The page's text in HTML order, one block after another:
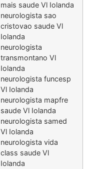
mais saude Vl Iolanda
neurologista sao
cristovao saude Vl
Iolanda
neurologista
transmontano Vl
Iolanda
neurologista funcesp
Vl Iolanda
neurologista mapfre
saude Vl Iolanda
neurologista samed
Vl Iolanda
neurologista vida
class saude Vl
Iolanda